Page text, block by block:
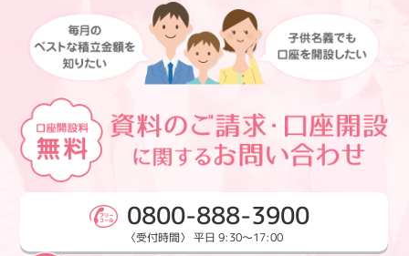
0800-888-3900
〈受付時間〉 平日 9:30～17:00